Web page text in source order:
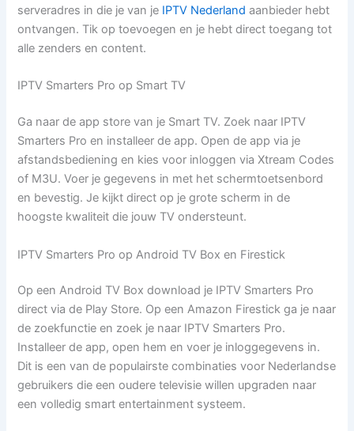
serveradres in die je van je IPTV Nederland aanbieder hebt
ontvangen. Tik op toevoegen en je hebt direct toegang tot
alle zenders en content.
IPTV Smarters Pro op Smart TV
Ga naar de app store van je Smart TV. Zoek naar IPTV
Smarters Pro en installeer de app. Open de app via je
afstandsbediening en kies voor inloggen via Xtream Codes
of M3U. Voer je gegevens in met het schermtoetsenbord
en bevestig. Je kijkt direct op je grote scherm in de
hoogste kwaliteit die jouw TV ondersteunt.
IPTV Smarters Pro op Android TV Box en Firestick
Op een Android TV Box download je IPTV Smarters Pro
direct via de Play Store. Op een Amazon Firestick ga je naar
de zoekfunctie en zoek je naar IPTV Smarters Pro.
Installeer de app, open hem en voer je inloggegevens in.
Dit is een van de populairste combinaties voor Nederlandse
gebruikers die een oudere televisie willen upgraden naar
een volledig smart entertainment systeem.